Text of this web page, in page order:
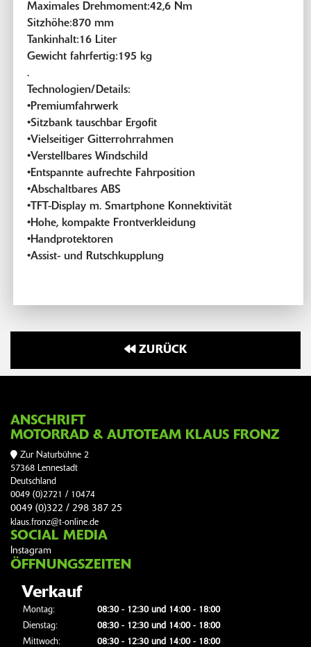
Maximales Drehmoment:42,6 Nm
Sitzhöhe:870 mm
Tankinhalt:16 Liter
Gewicht fahrfertig:195 kg
.
Technologien/Details:
•Premiumfahrwerk
•Sitzbank tauschbar Ergofit
•Vielseitiger Gitterrohrrahmen
•Verstellbares Windschild
•Entspannte aufrechte Fahrposition
•Abschaltbares ABS
•TFT-Display m. Smartphone Konnektivität
•Hohe, kompakte Frontverkleidung
•Handprotektoren
•Assist- und Rutschkupplung
ZURÜCK
ANSCHRIFT
MOTORRAD & AUTOTEAM KLAUS FRONZ
Zur Naturbühne 2
57368 Lennestadt
Deutschland
0049 (0)2721 / 10474
0049 (0)322 / 298 387 25
klaus.fronz@t-online.de
SOCIAL MEDIA
Instagram
ÖFFNUNGSZEITEN
Verkauf
Montag:
08:30 - 12:30 und 14:00 - 18:00
Dienstag:
08:30 - 12:30 und 14:00 - 18:00
Mittwoch:
08:30 - 12:30 und 14:00 - 18:00